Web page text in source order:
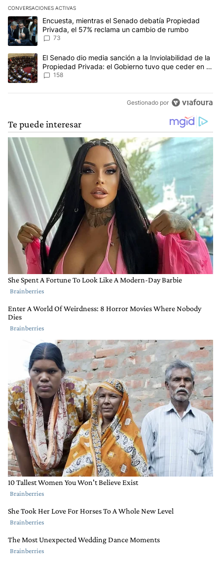
CONVERSACIONES ACTIVAS
Este listado muestra los artículos con más comentarios en los
Un artículo de tendencia con el título "Encuesta, mientras el
Encuesta, mientras el Senado debatía Propiedad
Privada, el 57% reclama un cambio de rumbo
73
Un artículo de tendencia con el título "El Senado dio media
El Senado dio media sanción a la Inviolabilidad de la
Propiedad Privada: el Gobierno tuvo que ceder en la
Ley del Manejo del Fuego
158
Gestionado por